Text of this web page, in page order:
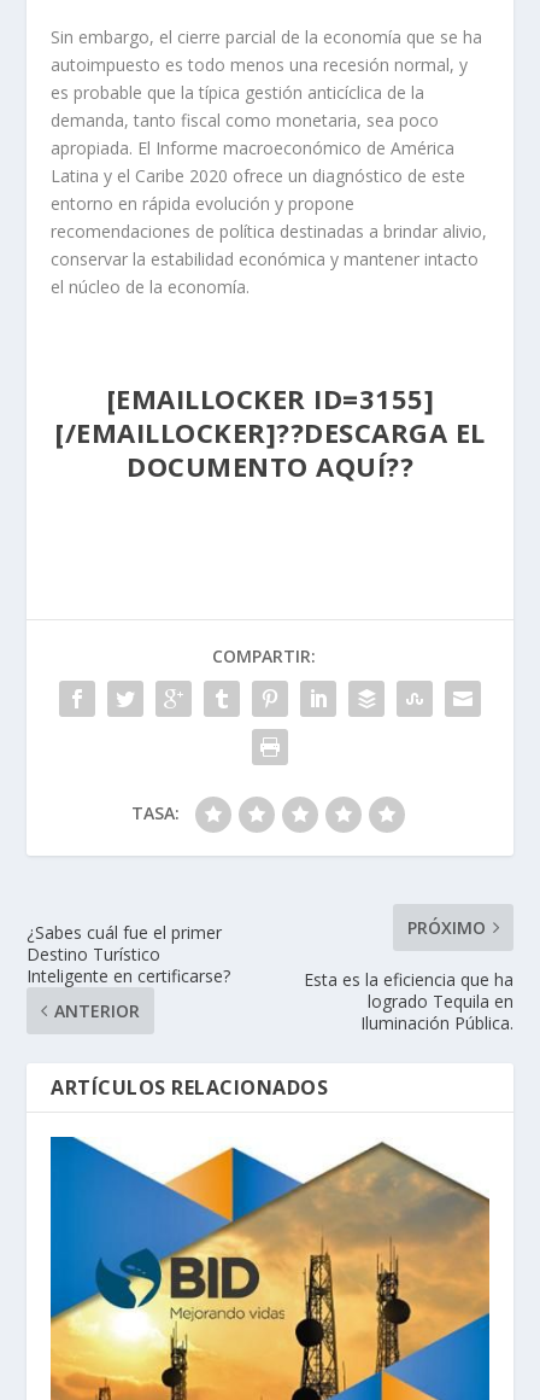
Sin embargo, el cierre parcial de la economía que se ha
autoimpuesto es todo menos una recesión normal, y
es probable que la típica gestión anticíclica de la
demanda, tanto fiscal como monetaria, sea poco
apropiada. El Informe macroeconómico de América
Latina y el Caribe 2020 ofrece un diagnóstico de este
entorno en rápida evolución y propone
recomendaciones de política destinadas a brindar alivio,
conservar la estabilidad económica y mantener intacto
el núcleo de la economía.
[EMAILLOCKER ID=3155]
[/EMAILLOCKER]??DESCARGA EL
DOCUMENTO AQUÍ??
COMPARTIR:
TASA:
¿Sabes cuál fue el primer
Destino Turístico
Inteligente en certificarse?
ANTERIOR
PRÓXIMO
Esta es la eficiencia que ha
logrado Tequila en
Iluminación Pública.
ARTÍCULOS RELACIONADOS